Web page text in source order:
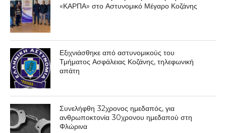
«ΚΑΡΠΑ» στο Αστυνομικό Μέγαρο Κοζάνης
Εξιχνιάσθηκε από αστυνομικούς του
Τμήματος Ασφάλειας Κοζάνης, τηλεφωνική
απάτη
Συνελήφθη 32χρονος ημεδαπός, για
ανθρωποκτονία 30χρονου ημεδαπού στη
Φλώρινα